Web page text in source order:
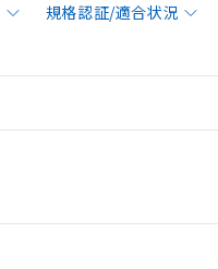
規格認証/適合状況